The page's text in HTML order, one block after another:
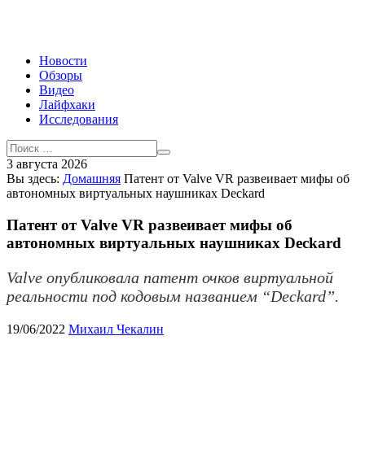
Новости
Обзоры
Видео
Лайфхаки
Исследования
3 августа 2026
Вы здесь: Домашняя Патент от Valve VR развеивает мифы об
автономных виртуальных наушниках Deckard
Патент от Valve VR развеивает мифы об
автономных виртуальных наушниках Deckard
Valve опубликовала патент очков виртуальной
реальности под кодовым названием “Deckard”.
19/06/2022 Михаил Чекалин